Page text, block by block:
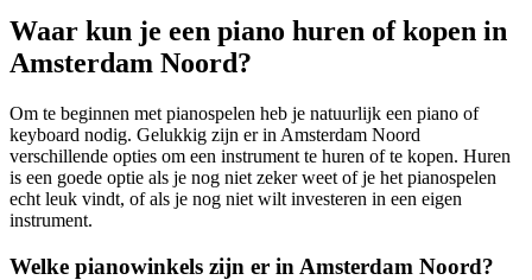
Waar kun je een piano huren of kopen in
Amsterdam Noord?
Om te beginnen met pianospelen heb je natuurlijk een piano of
keyboard nodig. Gelukkig zijn er in Amsterdam Noord
verschillende opties om een instrument te huren of te kopen. Huren
is een goede optie als je nog niet zeker weet of je het pianospelen
echt leuk vindt, of als je nog niet wilt investeren in een eigen
instrument.
Welke pianowinkels zijn er in Amsterdam Noord?